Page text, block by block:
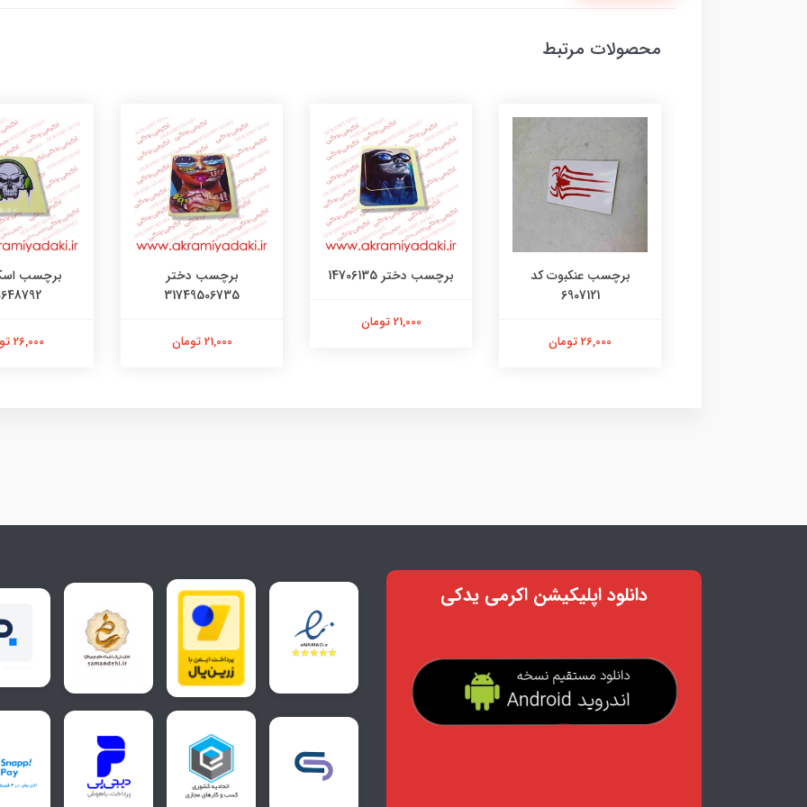
محصولات مرتبط
برچسب عنکبوت کد
6907121
26,000 تومان
برچسب دختر 14706135
21,000 تومان
برچسب دختر
31749506735
21,000 تومان
برچسب
26,000 تومان
دانلود اپلیکیشن اکرمی یدکی